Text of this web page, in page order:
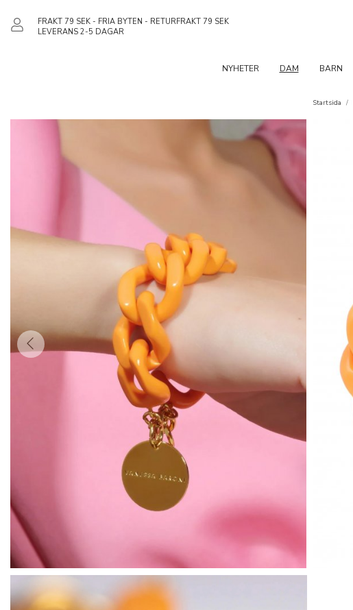
FRAKT 79 SEK - FRIA BYTEN - RETURFRAKT 79 SEK
LEVERANS 2-5 DAGAR
NYHETER DAM BARN
Startsida /